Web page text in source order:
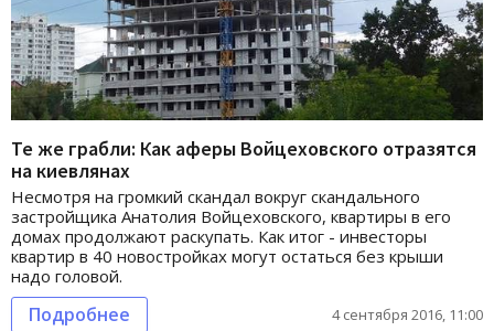
Те же грабли: Как аферы Войцеховского отразятся
на киевлянах
Несмотря на громкий скандал вокруг скандального
застройщика Анатолия Войцеховского, квартиры в его
домах продолжают раскупать. Как итог - инвесторы
квартир в 40 новостройках могут остаться без крыши
надо головой.
Подробнее 4 сентября 2016, 11:00